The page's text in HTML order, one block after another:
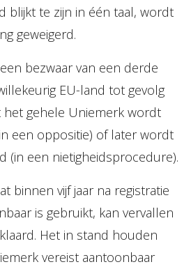
blijkt te zijn in één taal, wordt
geweigerd.
bezwaar van een derde
EU-land tot gevolg
het gehele Uniemerk wordt
een oppositie) of later wordt
(in een nietigheidsprocedure).
binnen vijf jaar na registratie
is gebruikt, kan vervallen
Het in stand houden
vereist aantoonbaar